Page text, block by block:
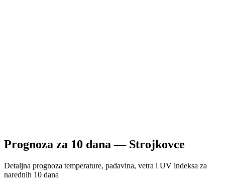
Prognoza za 10 dana — Strojkovce
Detaljna prognoza temperature, padavina, vetra i UV indeksa za
narednih 10 dana